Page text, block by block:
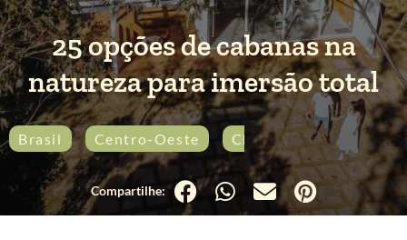
25 opções de cabanas na
natureza para imersão total
Brasil Centro-Oeste Chapada dos